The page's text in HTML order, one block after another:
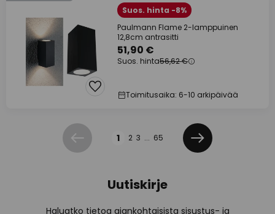
Suos. hinta -8%
Paulmann Flame 2-lamppuinen
12,8cm antrasitti
51,90 €
Suos. hinta56,62 €
Toimitusaika: 6-10 arkipäivää
Edellinen 1 2 3 ... 65
Seuraava
Uutiskirje
Haluatko tietoa ajankohtaisista sisustus- ja